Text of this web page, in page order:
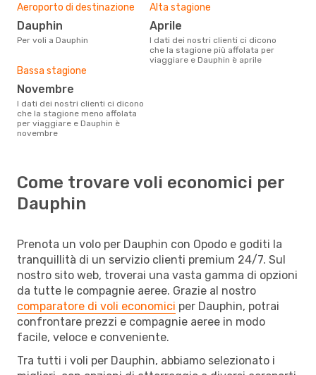
Aeroporto di destinazione
Dauphin
Per voli a Dauphin
Alta stagione
aprile
I dati dei nostri clienti ci dicono
che la stagione più affolata per
viaggiare e Dauphin è aprile
Bassa stagione
novembre
I dati dei nostri clienti ci dicono
che la stagione meno affolata
per viaggiare e Dauphin è
novembre
Come trovare voli economici per
Dauphin
Prenota un volo per Dauphin con Opodo e goditi la
tranquillità di un servizio clienti premium 24/7. Sul
nostro sito web, troverai una vasta gamma di opzioni
da tutte le compagnie aeree. Grazie al nostro
comparatore di voli economici per Dauphin, potrai
confrontare prezzi e compagnie aeree in modo
facile, veloce e conveniente.
Tra tutti i voli per Dauphin, abbiamo selezionato i